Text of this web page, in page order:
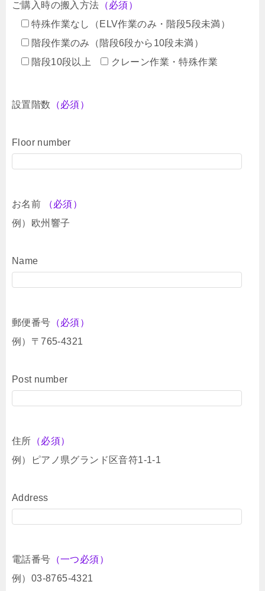
ご購入時の搬入方法 （必須）
特殊作業なし（ELV作業のみ・階段5段未満）
階段作業のみ（階段6段から10段未満）
階段10段以上
クレーン作業・特殊作業
設置階数 （必須）
Floor number
お名前
（必須）
例）欧州響子
Name
郵便番号 （必須）
例）〒765-4321
Post number
住所 （必須）
例）ピアノ県グランド区音符1-1-1
Address
電話番号 （一つ必須）
例）03-8765-4321